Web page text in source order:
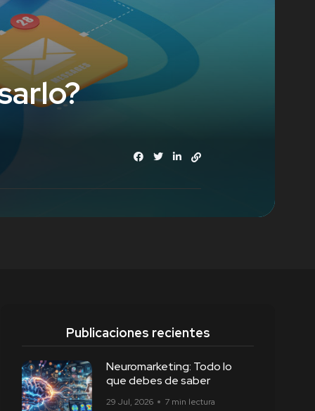
Publicaciones recientes
Neuromarketing: Todo lo
que debes de saber
29 Jul, 2026 7 min lectura